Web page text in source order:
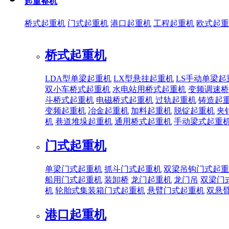
桥式起重机 门式起重机 港口起重机 工程起重机 欧式起
桥式起重机
LDA型单梁起重机 LX型悬挂起重机 LS手动单梁起
双小车桥式起重机 水电站用桥式起重机 变频调速
斗桥式起重机 电磁桥式起重机 过轨起重机 铸造起
变频起重机 冶金起重机 加料起重机 脱锭起重机 夹
机 巷道堆垛起重机 通用桥式起重机 手动梁式起重
门式起重机
单梁门式起重机 抓斗门式起重机 双梁吊钩门式起
船用门式起重机 装卸桥 龙门起重机 龙门吊 双梁门
机 轮胎式集装箱门式起重机 悬臂门式起重机 双悬
港口起重机